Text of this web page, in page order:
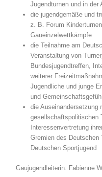
Jugendturnen und in der
die jugendgemäße und
z. B. Forum
Gaueinzelwettkämpfe
die Teilnahme am
Veranstaltung von
Bundesjugendtreffen,
weiterer
Jugendliche und junge
und
die Auseinandersetzung
gesellschaftspolitischen
Interessenvertretung
Gremien des Deutschen
Deutschen Sportjugend
Gaujugendleiterin: Fabienne